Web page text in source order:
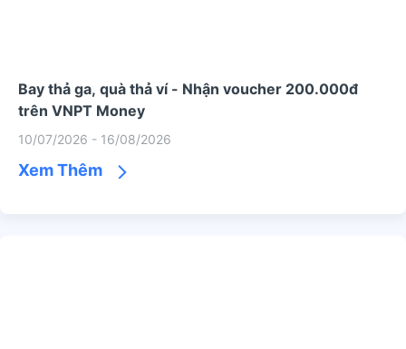
Bay thả ga, quà thả ví - Nhận voucher 200.000đ
trên VNPT Money
10/07/2026 - 16/08/2026
Xem Thêm